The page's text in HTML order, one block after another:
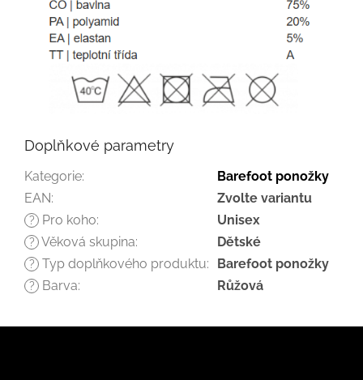
Doplňkové parametry
Kategorie:
Barefoot ponožky
EAN: Zvolte variantu
? Pro koho: Unisex
? Věková skupina: Dětské
? Typ doplňkového produktu: Barefoot ponožky
? Barva: Růžová